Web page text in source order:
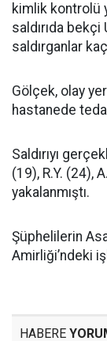
kimlik kontrolü
saldırıda bekçi
saldırganlar
Gölçek, olay
hastanede
Saldırıyı
(19), R.Y. (24),
yakalanmıştı.
Şüphelilerin
Amirliği’ndeki
HABERE